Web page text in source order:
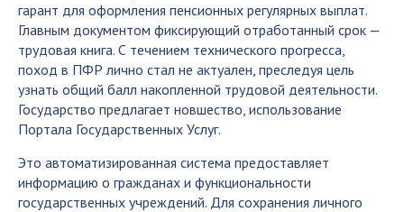
гарант для оформления пенсионных регулярных выплат.
Главным документом фиксирующий отработанный срок —
трудовая книга. С течением технического прогресса,
поход в ПФР лично стал не актуален, преследуя цель
узнать общий балл накопленной трудовой деятельности.
Государство предлагает новшество, использование
Портала Государственных Услуг.
Это автоматизированная система предоставляет
информацию о гражданах и функциональности
государственных учреждений. Для сохранения личного